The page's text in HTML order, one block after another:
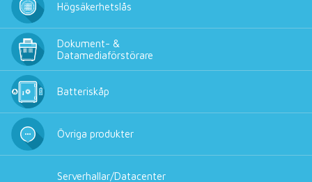
Högsäkerhetslås
Dokument- &
Datamediaförstörare
Batteriskåp
Övriga produkter
Serverhallar/Datacenter